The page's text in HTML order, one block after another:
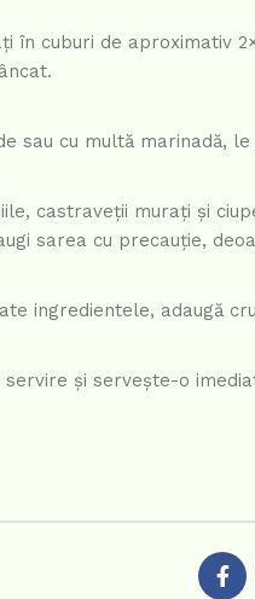
în cuburi de aproximativ
sau cu multă marinadă,
castraveții murați și
sarea cu precauție,
ingredientele, adaugă
și servește-o